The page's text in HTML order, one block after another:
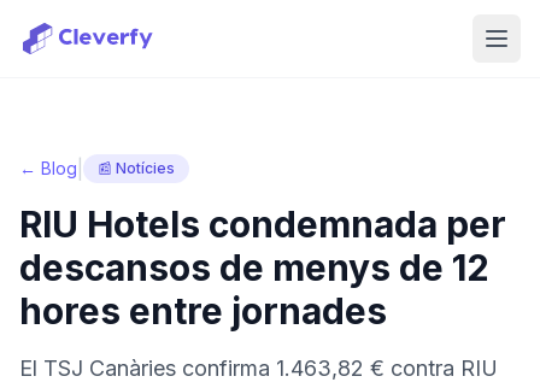
← Blog 📰 Notícies
RIU Hotels condemnada per
descansos de menys de 12
hores entre jornades
El TSJ Canàries confirma 1.463,82 € contra RIU